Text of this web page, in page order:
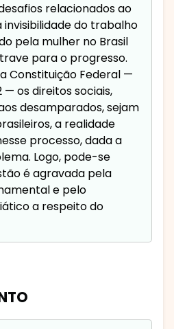
relacionados ao
do trabalho
pela mulher no Brasil
para o progresso.
Constituição Federal —
os direitos sociais,
desamparados, sejam
a realidade
processo, dada a
Logo, pode-se
é agravada pela
e pelo
a respeito do